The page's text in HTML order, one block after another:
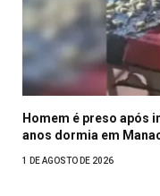
Homem é preso após
anos dormia em
1 DE AGOSTO DE 2026